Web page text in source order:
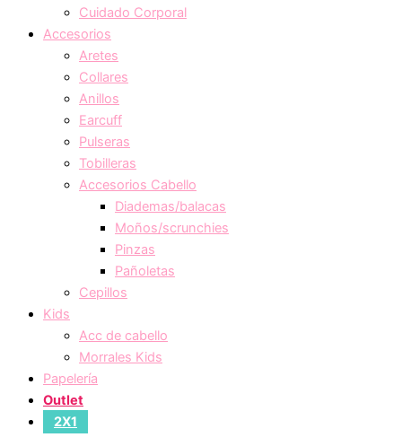
Cuidado Corporal
Accesorios
Aretes
Collares
Anillos
Earcuff
Pulseras
Tobilleras
Accesorios Cabello
Diademas/balacas
Moños/scrunchies
Pinzas
Pañoletas
Cepillos
Kids
Acc de cabello
Morrales Kids
Papelería
Outlet
2X1